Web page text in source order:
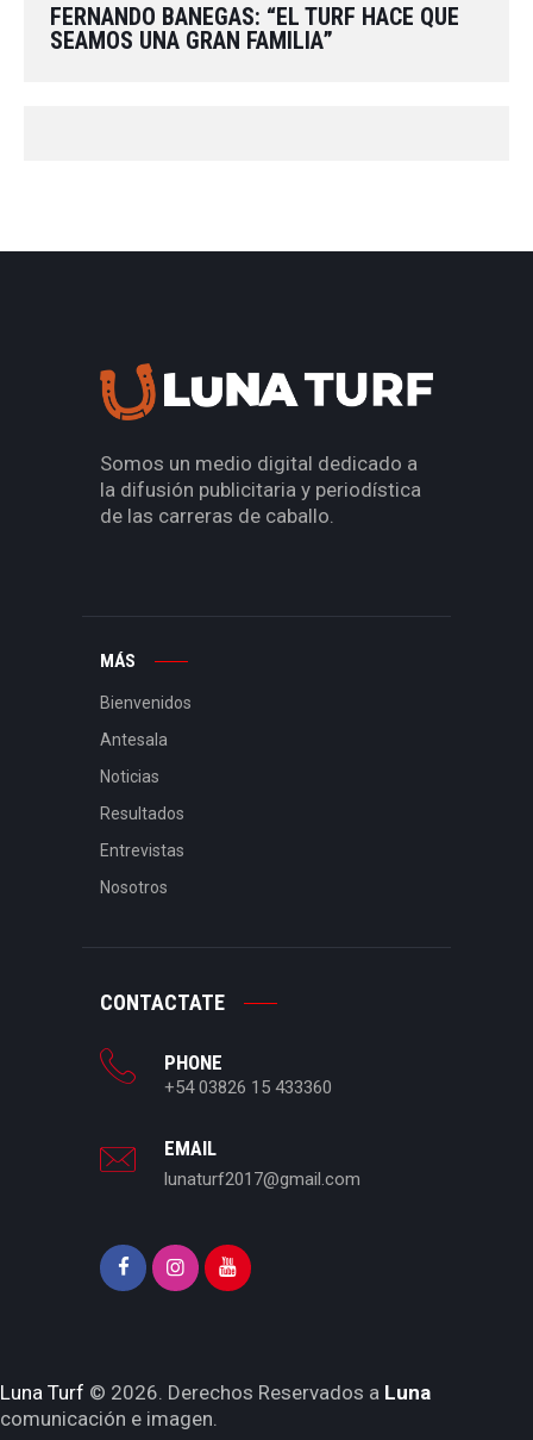
FERNANDO BANEGAS: “EL TURF HACE QUE
SEAMOS UNA GRAN FAMILIA”
Somos un medio digital dedicado a
la difusión publicitaria y periodística
de las carreras de caballo.
MÁS
Bienvenidos
Antesala
Noticias
Resultados
Entrevistas
Nosotros
CONTACTATE
PHONE
+54 03826 15 433360
EMAIL
lunaturf2017@gmail.com
Luna Turf © 2026. Derechos Reservados a Luna
comunicación e imagen.